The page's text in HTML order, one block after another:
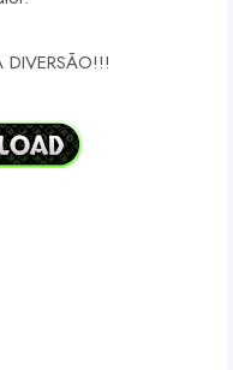
DIVERSÃO!!!